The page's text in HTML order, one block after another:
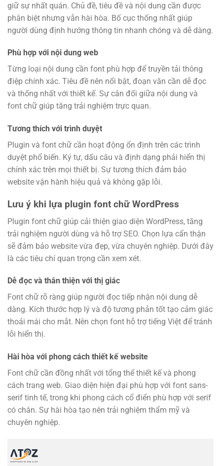
giữ sự nhất quán. Chủ đề, tiêu đề và nội dung cần được
phân biệt nhưng vẫn hài hòa. Bố cục thống nhất giúp
người dùng định hướng thông tin nhanh chóng và dễ dàng.
Phù hợp với nội dung web
Từng loại nội dung cần font phù hợp để truyền tải thông
điệp chính xác. Tiêu đề nên nổi bật, đoạn văn cần dễ đọc
và thống nhất với thiết kế. Sự cân đối giữa nội dung và
font chữ giúp tăng trải nghiệm trực quan.
Tương thích với trình duyệt
Plugin và font chữ cần hoạt động ổn định trên các trình
duyệt phổ biến. Ký tự, dấu câu và định dạng phải hiển thị
chính xác trên mọi thiết bị. Sự tương thích đảm bảo
website vận hành hiệu quả và không gặp lỗi.
Lưu ý khi lựa plugin font chữ WordPress
Plugin font chữ giúp cải thiện giao diện WordPress, tăng
trải nghiệm người dùng và hỗ trợ SEO. Chọn lựa cẩn thận
sẽ đảm bảo website vừa đẹp, vừa chuyên nghiệp. Dưới đây
là các tiêu chí quan trọng cần xem xét.
Dễ đọc và thân thiện với thị giác
Font chữ rõ ràng giúp người đọc tiếp nhận nội dung dễ
dàng. Kích thước hợp lý và độ tương phản tốt tạo cảm giác
thoải mái cho mắt. Nên chọn font hỗ trợ tiếng Việt để tránh
lỗi hiển thị.
Hài hòa với phong cách thiết kế website
Font chữ cần đồng nhất với tổng thể thiết kế và phong
cách trang web. Giao diện hiện đại phù hợp với font sans-
serif tinh tế, trong khi phong cách cổ điển phù hợp với serif
có chân. Sự hài hòa tạo nên trải nghiệm thẩm mỹ và
chuyên nghiệp.